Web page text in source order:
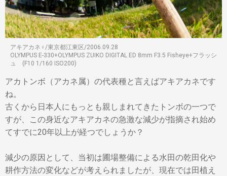
アキアカネ♀/東京都江東区/2006.09.28
OLYMPUS E-330+OLYMPUS ZUIKO DIGITAL ED 8mm F3.5 Fisheye+フラッシ
ュ (F10 1/160 ISO200)
アカトンボ（アカネ属）の代表種と言えばアキアカネです
ね。
古くから日本人にもっとも親しまれてきたトンボの一つで
すが、この身近なアキアカネの急激な減少が指摘され始め
てすでに20年以上が経つでしょうか？
減少の原因として、当初は圃場整備による水田の乾田化や
耕作方法の変化などが考えられましたが、現在では田植え